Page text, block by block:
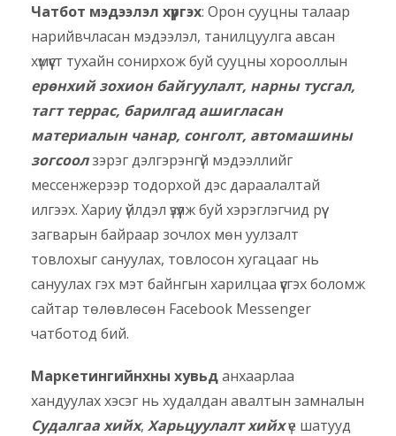
Чатбот мэдээлэл хүргэх: Орон сууцны талаар
нарийвчласан мэдээлэл, танилцуулга авсан
хүмүүст тухайн сонирхож буй сууцны хорооллын
ерөнхий зохион байгуулалт, нарны тусгал,
тагт террас, барилгад ашигласан
материалын чанар, сонголт, автомашины
зогсоолзэрэг дэлгэрэнгүй мэдээллийг
мессенжерээр тодорхой дэс дараалалтай
илгээх. Хариу үйлдэл үзүүлж буй хэрэглэгчид рүү
загварын байраар зочлох мөн уулзалт
товлохыг сануулах, товлосон хугацааг нь
сануулах гэх мэт байнгын харилцаа үүсгэх боломж
сайтар төлөвлөсөн Facebook Messenger
чатботод бий.
Маркетингийнхны хувьданхаарлаа
хандуулах хэсэг нь худалдан авалтын замналын
Судалгаа хийх, Харьцуулалт хийхүе шатууд